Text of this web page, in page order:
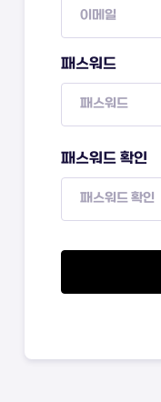
패스워드
패스워드 확인